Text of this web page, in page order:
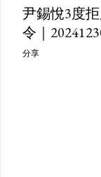
尹錫悅3度
令｜
分享